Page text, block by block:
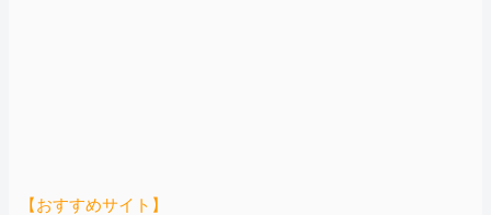
【おすすめサイト】